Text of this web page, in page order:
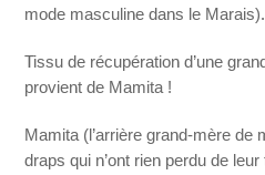
mode masculine dans le Marais).
Tissu de récupération d’une
provient de Mamita !
Mamita (l’arrière grand-mère de
draps qui n’ont rien perdu de